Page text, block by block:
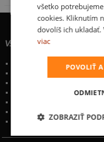
Všetko o nákupe
Poštovné a spôsoby
: info@bastard.sk
Telefón: 222 205 835
všetko
cookies. Kliknutím
dovolíš ich ukladať.
viac
POVOLIŤ
ZOBRAZIŤ